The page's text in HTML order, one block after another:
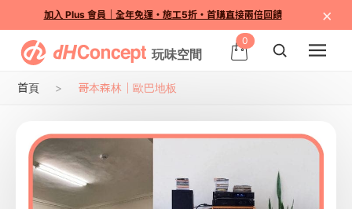
加入 Plus 會員｜全年免運・施工5折・首購直接兩倍回饋 ×
0
首頁 哥本森林｜歐巴地板